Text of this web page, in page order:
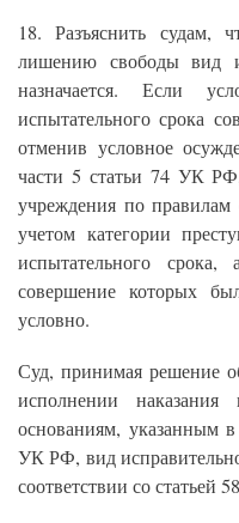
18. Разъяснить судам,
лишению свободы вид
назначается. Если
испытательного срока
отменив условное
части 5 статьи 74 УК
учреждения по
учетом категории
испытательного
совершение которых
условно.
Суд, принимая решение
исполнении
основаниям, указанным
УК РФ, вид
соответствии со статьей